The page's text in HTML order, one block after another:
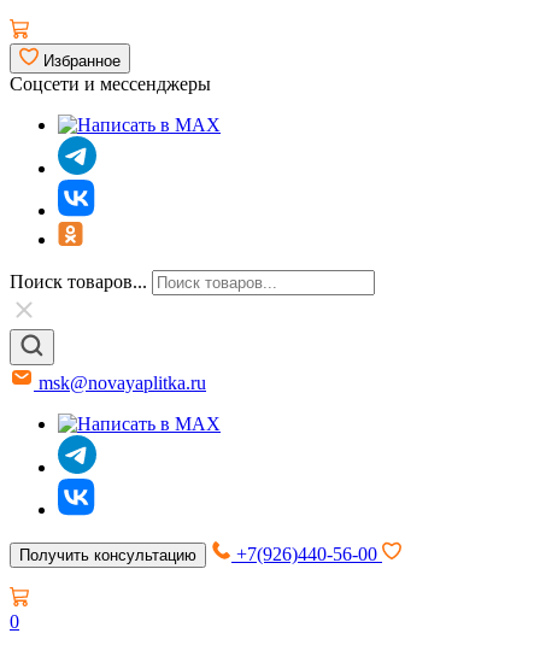
Избранное
Соцсети и мессенджеры
Поиск товаров...
msk@novayaplitka.ru
Получить консультацию +7(926)440-56-00
0